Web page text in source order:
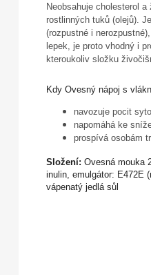
Neobsahuje cholesterol
rostlinných tuků (olejů).
(rozpustné i
lepek, je proto vhodný i
kteroukoliv složku
Kdy Ovesný nápoj s
navozuje pocit
napomáhá ke
prospívá osobám
Složení: Ovesná mouka
inulin, emulgátor: E472E
vápenatý jedlá sůl